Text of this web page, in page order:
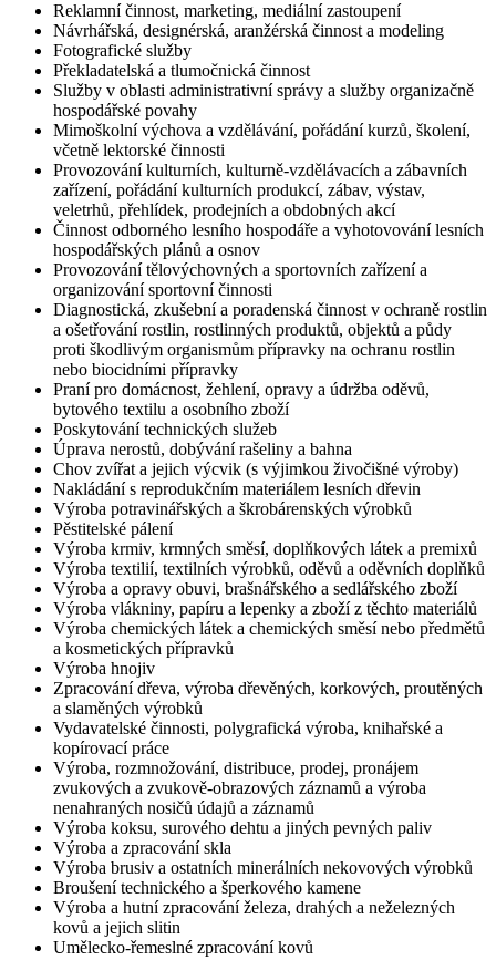
Reklamní činnost, marketing, mediální zastoupení
Návrhářská, designérská, aranžérská činnost a modeling
Fotografické služby
Překladatelská a tlumočnická činnost
Služby v oblasti administrativní správy a služby organizačně
hospodářské povahy
Mimoškolní výchova a vzdělávání, pořádání kurzů, školení,
včetně lektorské činnosti
Provozování kulturních, kulturně-vzdělávacích a zábavních
zařízení, pořádání kulturních produkcí, zábav, výstav,
veletrhů, přehlídek, prodejních a obdobných akcí
Činnost odborného lesního hospodáře a vyhotovování lesních
hospodářských plánů a osnov
Provozování tělovýchovných a sportovních zařízení a
organizování sportovní činnosti
Diagnostická, zkušební a poradenská činnost v ochraně rostlin
a ošetřování rostlin, rostlinných produktů, objektů a půdy
proti škodlivým organismům přípravky na ochranu rostlin
nebo biocidními přípravky
Praní pro domácnost, žehlení, opravy a údržba oděvů,
bytového textilu a osobního zboží
Poskytování technických služeb
Úprava nerostů, dobývání rašeliny a bahna
Chov zvířat a jejich výcvik (s výjimkou živočišné výroby)
Nakládání s reprodukčním materiálem lesních dřevin
Výroba potravinářských a škrobárenských výrobků
Pěstitelské pálení
Výroba krmiv, krmných směsí, doplňkových látek a premixů
Výroba textilií, textilních výrobků, oděvů a oděvních doplňků
Výroba a opravy obuvi, brašnářského a sedlářského zboží
Výroba vlákniny, papíru a lepenky a zboží z těchto materiálů
Výroba chemických látek a chemických směsí nebo předmětů
a kosmetických přípravků
Výroba hnojiv
Zpracování dřeva, výroba dřevěných, korkových, proutěných
a slaměných výrobků
Vydavatelské činnosti, polygrafická výroba, knihařské a
kopírovací práce
Výroba, rozmnožování, distribuce, prodej, pronájem
zvukových a zvukově-obrazových záznamů a výroba
nenahraných nosičů údajů a záznamů
Výroba koksu, surového dehtu a jiných pevných paliv
Výroba a zpracování skla
Výroba brusiv a ostatních minerálních nekovových výrobků
Broušení technického a šperkového kamene
Výroba a hutní zpracování železa, drahých a neželezných
kovů a jejich slitin
Umělecko-řemeslné zpracování kovů